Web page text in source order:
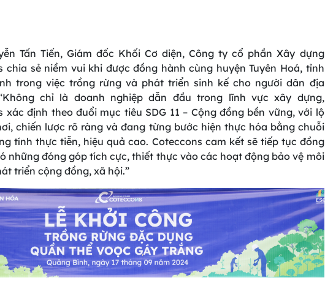
Tấn Tiến, Giám đốc Khối Cơ diện, Công ty cổ phần Xây dựng
chia sẻ niềm vui khi được đồng hành cùng huyện Tuyên Hoá, tỉnh
trong việc trồng rừng và phát triển sinh kế cho người dân địa
chỉ là doanh nghiệp dẫn đầu trong lĩnh vực xây dựng,
xác định theo đuổi mục tiêu SDG 11 – Cộng đồng bền vững, với lộ
chiến lược rõ ràng và đang từng bước hiện thực hóa bằng chuỗi
tính thực tiễn, hiệu quả cao. Coteccons cam kết sẽ tiếp tục đồng
những đóng góp tích cực, thiết thực vào các hoạt động bảo vệ môi
triển cộng đồng, xã hội.”